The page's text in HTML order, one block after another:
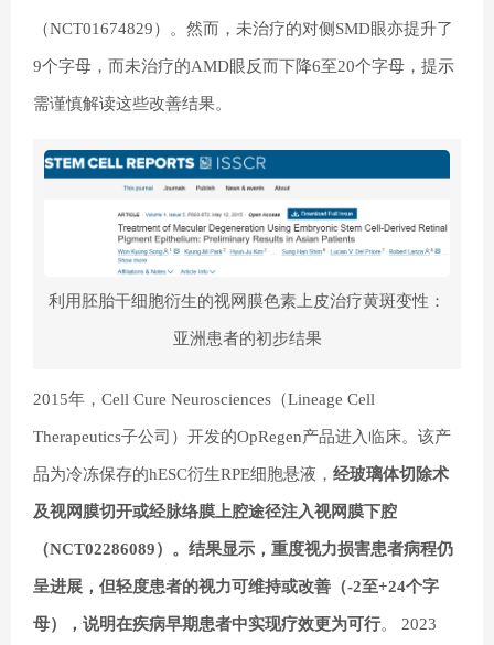
（NCT01674829）。然而，未治疗的对侧SMD眼亦提升了
9个字母，而未治疗的AMD眼反而下降6至20个字母，提示
需谨慎解读这些改善结果。
利用胚胎干细胞衍生的视网膜色素上皮治疗黄斑变性：
亚洲患者的初步结果
2015年，Cell Cure Neurosciences（Lineage Cell
Therapeutics子公司）开发的OpRegen产品进入临床。该产
品为冷冻保存的hESC衍生RPE细胞悬液， 经玻璃体切除术
及视网膜切开或经脉络膜上腔途径注入视网膜下腔
（NCT02286089）。结果显示，重度视力损害患者病程仍
呈进展，但轻度患者的视力可维持或改善（-2至+24个字
母），说明在疾病早期患者中实现疗效更为可行。 2023